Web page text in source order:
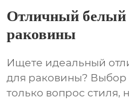
Отличный белый
раковины
Ищете идеальный
для раковины? Выбор
только вопрос стиля,